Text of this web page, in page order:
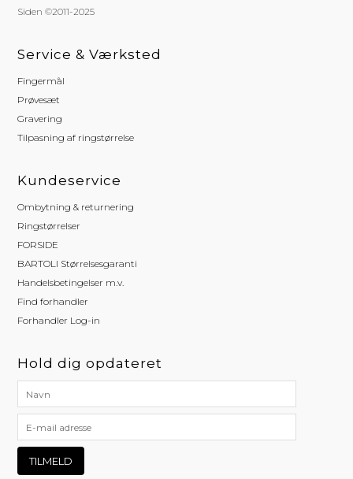
Siden ©2011-2025
Service & Værksted
Fingermål
Prøvesæt
Gravering
Tilpasning af ringstørrelse
Kundeservice
Ombytning & returnering
Ringstørrelser
FORSIDE
BARTOLI Størrelsesgaranti
Handelsbetingelser m.v.
Find forhandler
Forhandler Log-in
Hold dig opdateret